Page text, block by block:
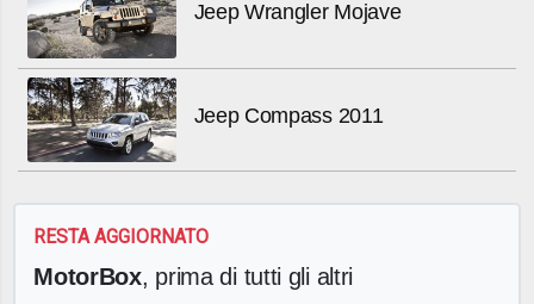
Jeep Wrangler Mojave
Jeep Compass 2011
RESTA AGGIORNATO
MotorBox, prima di tutti gli altri